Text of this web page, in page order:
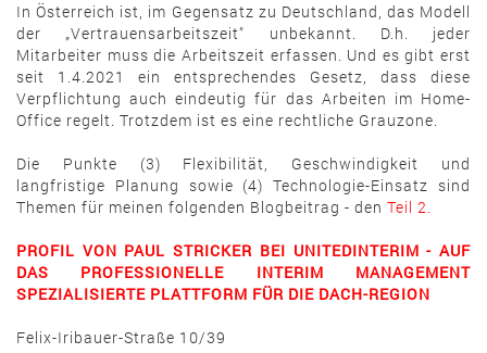
In Österreich ist, im Gegensatz zu Deutschland, das Modell
der „Vertrauensarbeitszeit" unbekannt. D.h. jeder
Mitarbeiter muss die Arbeitszeit erfassen. Und es gibt erst
seit 1.4.2021 ein entsprechendes Gesetz, dass diese
Verpflichtung auch eindeutig für das Arbeiten im Home-
Office regelt. Trotzdem ist es eine rechtliche Grauzone.
Die Punkte (3) Flexibilität, Geschwindigkeit und
langfristige Planung sowie (4) Technologie-Einsatz sind
Themen für meinen folgenden Blogbeitrag - den Teil 2.
PROFIL VON PAUL STRICKER BEI UNITEDINTERIM - AUF
DAS PROFESSIONELLE INTERIM MANAGEMENT
SPEZIALISIERTE PLATTFORM FÜR DIE DACH-REGION
Felix-Iribauer-Straße 10/39